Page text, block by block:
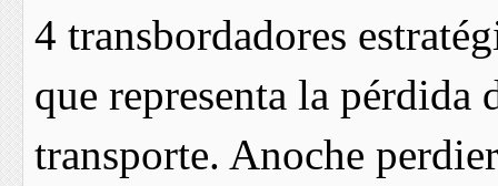
4 transbordadores
que representa la pérdida
transporte. Anoche